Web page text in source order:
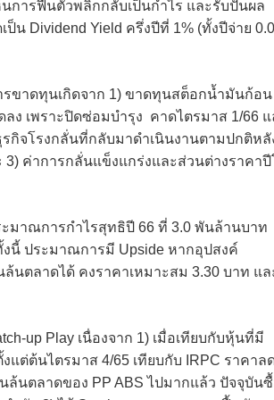
การฟื้นตัวพลิกกลับเป็นกำไร และรับปันผล
น Dividend Yield ครึ่งปีที่ 1% (ทั้งปีจ่าย
รขาดทุนเกิดจาก 1) ขาดทุนสต็อกน้ำมันก้อน
ง เพราะปิดซ่อมบำรุง คาดไตรมาส 1/66 แ
กิจโรงกลั่นที่กลับมาดำเนินงานตามปกติหลั
ค่าการกลั่นแข็งแกร่งและส่วนต่างราคาปี
มาณการกำไรสุทธิปี 66 ที่ 3.0 พันล้านบาท
นี้ ประมาณการมี Upside หากอุปสงค์
นตลาดได้ คงราคาเหมาะสม 3.30 บาท แล
up Play เนื่องจาก 1) เมื่อเทียบกับหุ้นที่มี
แต่ต้นไตรมาส 4/65 เทียบกับ IRPC ราคาล
ล้นตลาดของ PP ABS ไปมากแล้ว ปัจจุบัน